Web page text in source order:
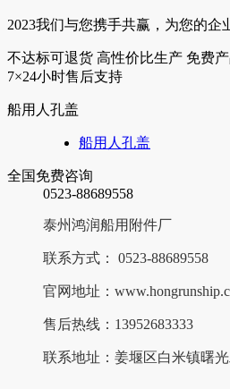
2023我们与您携手共赢，为您的企
不达标可退货 高性价比生产 免费
7×24小时售后支持
船用人孔盖
船用人孔盖
全国免费咨询
0523-88689558
泰州鸿润船用附件厂
联系方式： 0523-88689558
官网地址：
售后热线：13952683333
联系地址： 姜堰区白米镇曙